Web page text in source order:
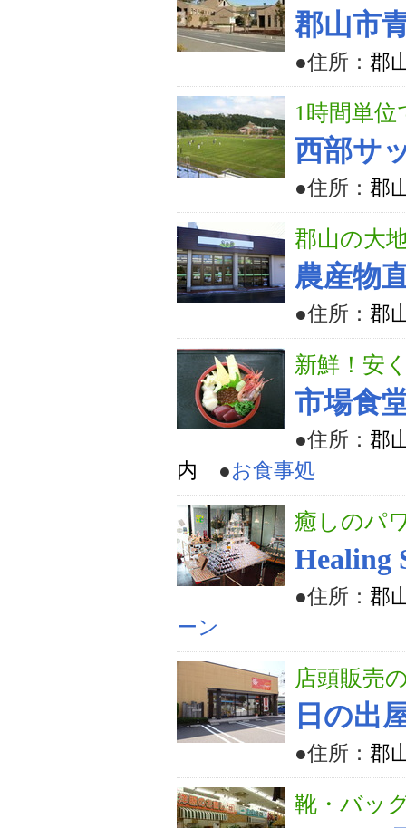
郡山市
●住所： 郡
1時間単
西部サ
●住所： 郡
郡山の大
農産物
●住所： 郡
新鮮！安
市場食
●住所： 郡
内 ●お食事処
癒しのパ
Healing
●住所： 郡
ーン
店頭販売
日の出
●住所： 郡
靴・バッ